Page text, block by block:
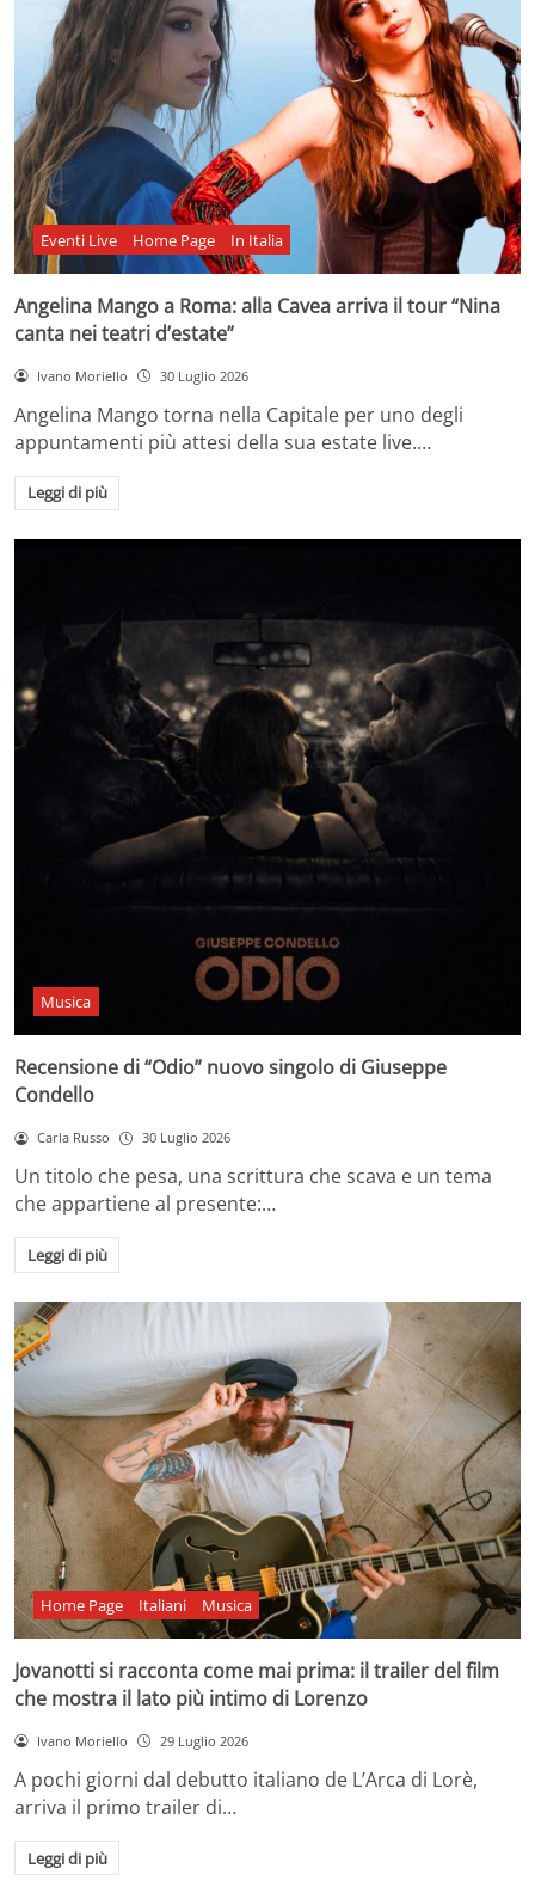
Eventi Live Home Page In Italia
Angelina Mango a Roma: alla Cavea arriva il tour “Nina
canta nei teatri d’estate”
Ivano Moriello 30 Luglio 2026
Angelina Mango torna nella Capitale per uno degli
appuntamenti più attesi della sua estate live.…
Leggi di più
Musica
Recensione di “Odio” nuovo singolo di Giuseppe
Condello
Carla Russo 30 Luglio 2026
Un titolo che pesa, una scrittura che scava e un tema
che appartiene al presente:…
Leggi di più
Home Page Italiani Musica
Jovanotti si racconta come mai prima: il trailer del film
che mostra il lato più intimo di Lorenzo
Ivano Moriello 29 Luglio 2026
A pochi giorni dal debutto italiano de L’Arca di Lorè,
arriva il primo trailer di…
Leggi di più